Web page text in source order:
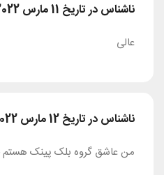
ناشناس در تاریخ 11 مارس 2022
عالی
ناشناس در تاریخ 12 مارس 2022
من عاشق گروه بلک پینک